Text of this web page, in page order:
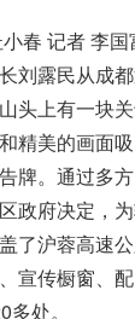
春 记者 李
刘露民从成
头上有一块
精美的画面
牌。通过多
政府决定，
了沪蓉高速
宣传橱窗、
处。